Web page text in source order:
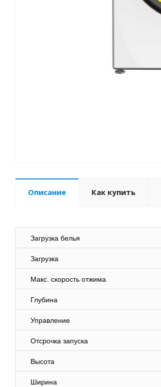
Описание Как купить
Загрузка белья
Загрузка
Макс. скорость отжима
Глубина
Управление
Отсрочка запуска
Высота
Ширина